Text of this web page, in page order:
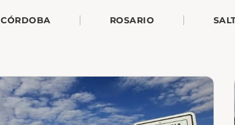
CÓRDOBA ROSARIO